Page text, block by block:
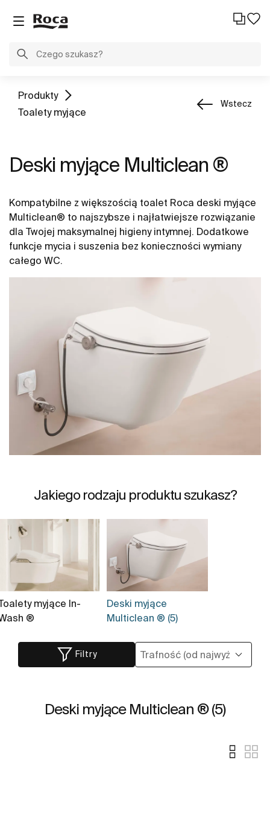
Produkty
Toalety myjące
Wstecz
Deski myjące Multiclean ®
Kompatybilne z większością toalet Roca deski myjące
Multiclean® to najszybsze i najłatwiejsze rozwiązanie
dla Twojej maksymalnej higieny intymnej. Dodatkowe
funkcje mycia i suszenia bez konieczności wymiany
całego WC.
Jakiego rodzaju produktu szukasz?
myjące In-
®
Deski myjące
Multiclean ® (5)
Filtry
Deski myjące Multiclean ® (5)